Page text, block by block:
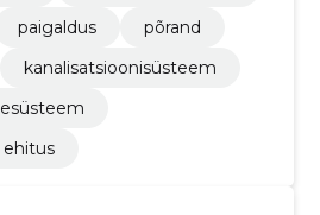
paigaldus
põrand
kanalisatsioonisüsteem